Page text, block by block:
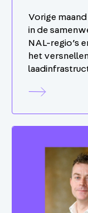
Vorige
in de
NAL-regio’s
het